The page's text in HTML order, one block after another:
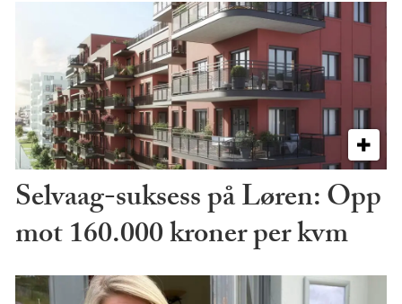
Selvaag-suksess på Løren: Opp
mot 160.000 kroner per kvm